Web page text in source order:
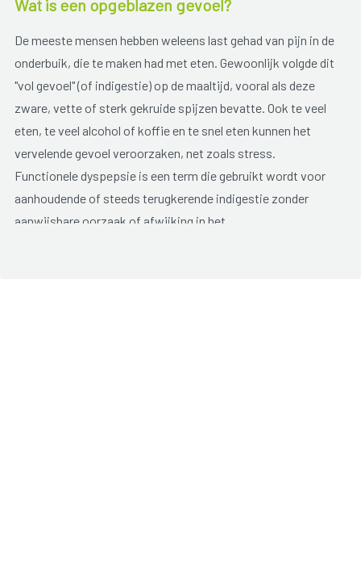
Wat is een opgeblazen gevoel?
De meeste mensen hebben weleens last gehad van pijn in de
onderbuik, die te maken had met eten. Gewoonlijk volgde dit
"vol gevoel" (of indigestie) op de maaltijd, vooral als deze
zware, vette of sterk gekruide spijzen bevatte. Ook te veel
eten, te veel alcohol of koffie en te snel eten kunnen het
vervelende gevoel veroorzaken, net zoals stress.
Functionele dyspepsie is een term die gebruikt wordt voor
aanhoudende of steeds terugkerende indigestie zonder
aanwijsbare oorzaak of afwijking in het